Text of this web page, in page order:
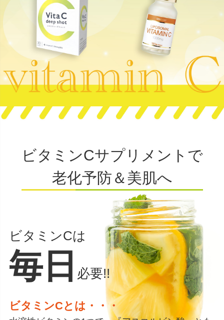
ビタミンCサプリメントで
老化予防＆美肌へ
ビタミンCは
毎日 必要!!
ビタミンCとは・・・